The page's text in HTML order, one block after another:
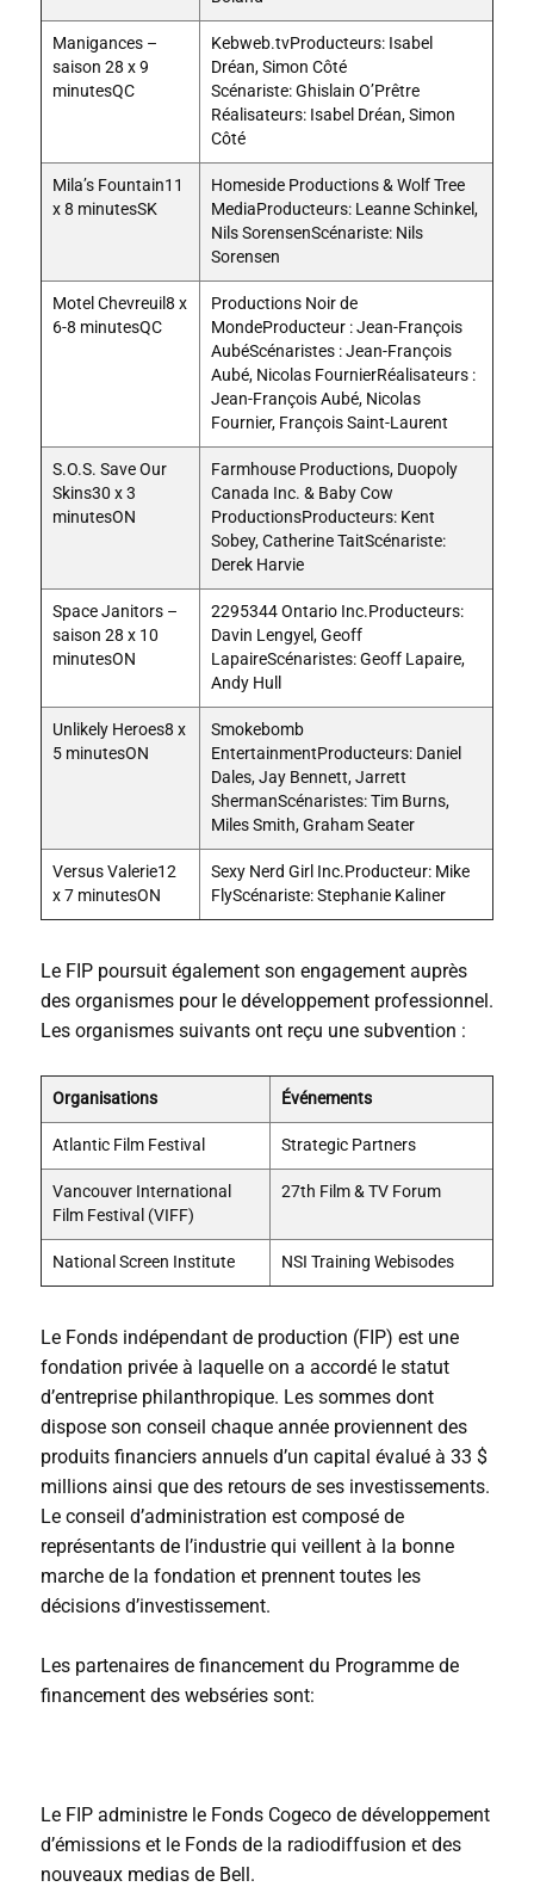
Manigances –
saison 28 x 9
minutesQC
Kebweb.tvProducteurs: Isabel
Dréan, Simon Côté
Scénariste: Ghislain O’Prêtre
Réalisateurs: Isabel Dréan, Simon
Côté
Mila’s Fountain11
x 8 minutesSK
Homeside Productions & Wolf Tree
MediaProducteurs: Leanne Schinkel,
Nils SorensenScénariste: Nils
Sorensen
Motel Chevreuil8 x
6-8 minutesQC
Productions Noir de
MondeProducteur : Jean-François
AubéScénaristes : Jean-François
Aubé, Nicolas FournierRéalisateurs :
Jean-François Aubé, Nicolas
Fournier, François Saint-Laurent
S.O.S. Save Our
Skins30 x 3
minutesON
Farmhouse Productions, Duopoly
Canada Inc. & Baby Cow
ProductionsProducteurs: Kent
Sobey, Catherine TaitScénariste:
Derek Harvie
Space Janitors –
saison 28 x 10
minutesON
2295344 Ontario Inc.Producteurs:
Davin Lengyel, Geoff
LapaireScénaristes: Geoff Lapaire,
Andy Hull
Unlikely Heroes8 x
5 minutesON
Smokebomb
EntertainmentProducteurs: Daniel
Dales, Jay Bennett, Jarrett
ShermanScénaristes: Tim Burns,
Miles Smith, Graham Seater
Versus Valerie12
x 7 minutesON
Sexy Nerd Girl Inc.Producteur: Mike
FlyScénariste: Stephanie Kaliner
Le FIP poursuit également son engagement auprès
des organismes pour le développement professionnel.
Les organismes suivants ont reçu une subvention :
Organisations Événements
Atlantic Film Festival Strategic Partners
Vancouver International
Film Festival (VIFF)
27th Film & TV Forum
National Screen Institute NSI Training Webisodes
Le Fonds indépendant de production (FIP) est une
fondation privée à laquelle on a accordé le statut
d’entreprise philanthropique. Les sommes dont
dispose son conseil chaque année proviennent des
produits financiers annuels d’un capital évalué à 33 $
millions ainsi que des retours de ses investissements.
Le conseil d’administration est composé de
représentants de l’industrie qui veillent à la bonne
marche de la fondation et prennent toutes les
décisions d’investissement.
Les partenaires de financement du Programme de
financement des webséries sont:
Le FIP administre le Fonds Cogeco de développement
d’émissions et le Fonds de la radiodiffusion et des
nouveaux medias de Bell.